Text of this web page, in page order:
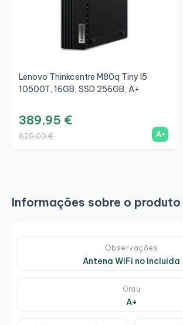
Lenovo Thinkcentre M80q Tiny I5
10500T, 16GB, SSD 256GB, A+
389,95 €
829,00 € A+
Informações sobre o produto
Observações
Antena WiFi no incluida
Grau
A+